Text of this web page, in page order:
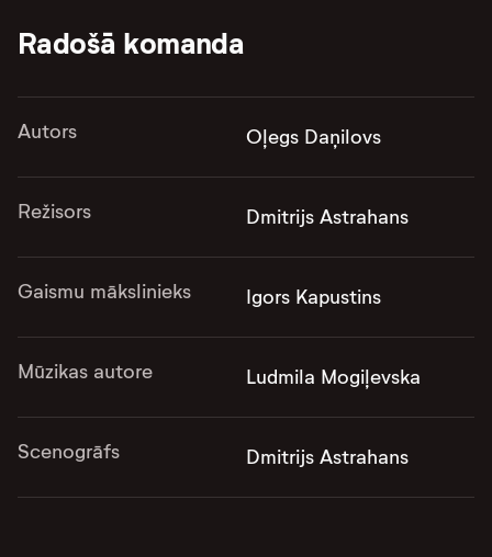
Radošā komanda
Autors Oļegs Daņilovs
Režisors Dmitrijs Astrahans
Gaismu mākslinieks Igors Kapustins
Mūzikas autore Ludmila Mogiļevska
Scenogrāfs Dmitrijs Astrahans